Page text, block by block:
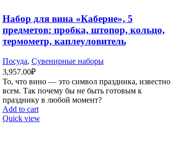
Набор для вина «Каберне», 5
предметов: пробка, штопор, кольцо,
термометр, каплеуловитель
Посуда, Сувенирные наборы
3,957.00₽
То, что вино — это символ праздника, известно
всем. Так почему бы не быть готовым к
празднику в любой момент?
Add to cart
Quick view